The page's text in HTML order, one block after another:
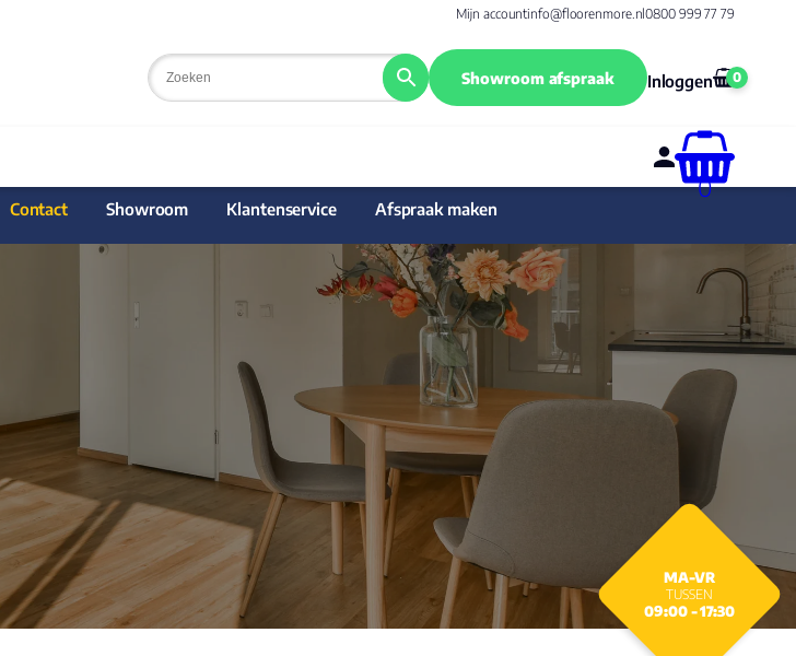
Mijn accountinfo@floorenmore.nl0800 999 77 79
Showroom afspraak Inloggen 0
0
Contact Showroom Klantenservice Afspraak maken
MA-VR
TUSSEN
09:00 - 17:30